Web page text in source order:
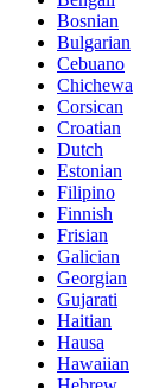
Bosnian
Bulgarian
Cebuano
Chichewa
Corsican
Croatian
Dutch
Estonian
Filipino
Finnish
Frisian
Galician
Georgian
Gujarati
Haitian
Hausa
Hawaiian